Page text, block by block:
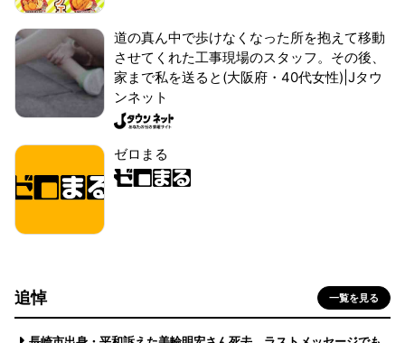
道の真ん中で歩けなくなった所を抱えて移動
させてくれた工事現場のスタッフ。その後、
家まで私を送ると(大阪府・40代女性)|Jタウ
ンネット
ゼロまる
追悼 一覧を見る